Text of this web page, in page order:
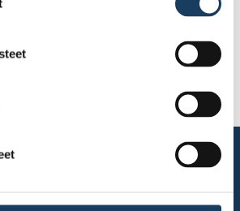
suomalaisten arkea – Tutkimus murtaa